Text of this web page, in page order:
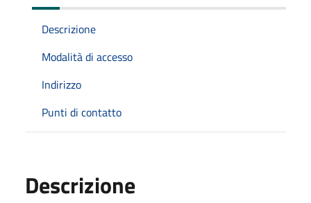
Descrizione
Modalità di accesso
Indirizzo
Punti di contatto
Descrizione